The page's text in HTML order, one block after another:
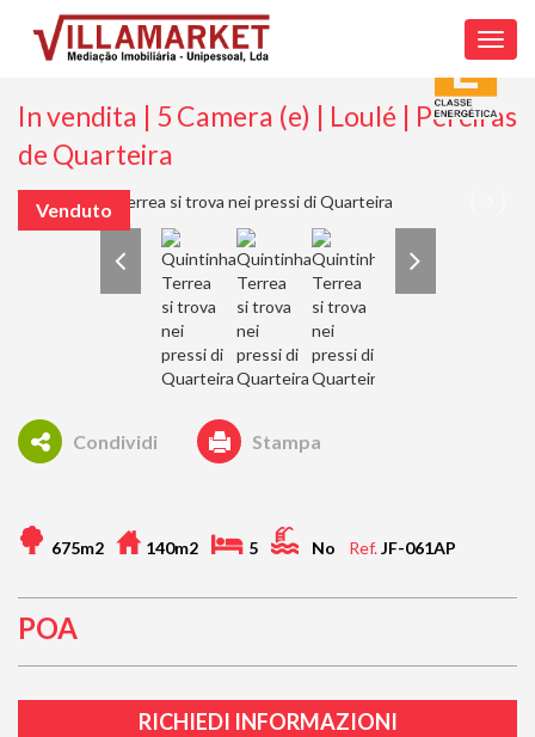
In vendita | 5 Camera (e) | Loulé | Pereiras
de Quarteira
Venduto
Condividi Stampa
675m2 140m2 5 No Ref.JF-061AP
POA
RICHIEDI INFORMAZIONI